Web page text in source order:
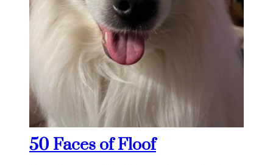
50 Faces of Floof